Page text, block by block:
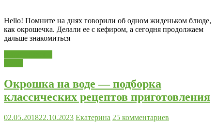
Hello! Помните на днях говорили об одном жиденьком блюде,
как окрошечка. Делали ее с кефиром, а сегодня продолжаем
дальше знакомиться
Окрошка на воде — подборка
классических рецептов приготовления
02.05.201822.10.2023 Екатерина 25 комментариев